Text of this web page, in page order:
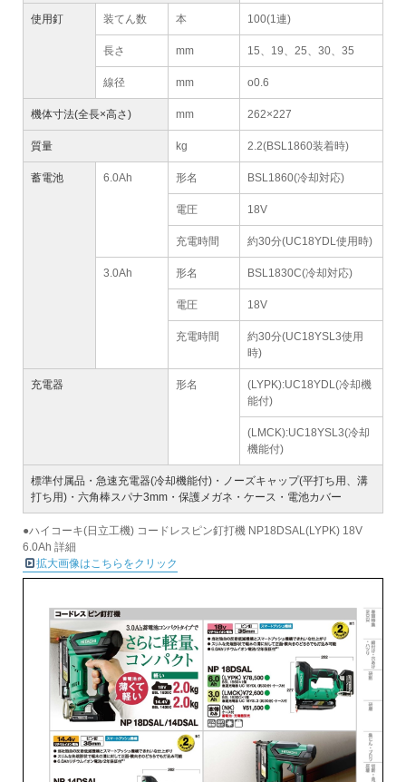
使用釘 装てん数 本 100(1連)
長さ mm 15、19、25、30、35
線径 mm o0.6
機体寸法(全長×高さ) mm 262×227
質量 kg 2.2(BSL1860装着時)
蓄電池 6.0Ah 形名 BSL1860(冷却対応)
電圧 18V
充電時間 約30分(UC18YDL使用時)
3.0Ah 形名 BSL1830C(冷却対応)
電圧 18V
充電時間
約30分(UC18YSL3使用
時)
充電器 形名
(LYPK):UC18YDL(冷却機
能付)
(LMCK):UC18YSL3(冷却
機能付)
標準付属品・急速充電器(冷却機能付)・ノーズキャップ(平打ち用、溝
打ち用)・六角棒スパナ3mm・保護メガネ・ケース・電池カバー
●ハイコーキ(日立工機) コードレスピン釘打機 NP18DSAL(LYPK) 18V
6.0Ah 詳細
拡大画像はこちらをクリック